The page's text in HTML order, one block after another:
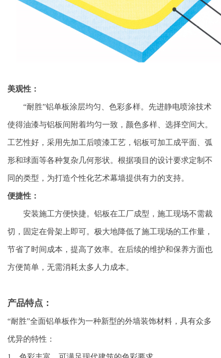
美观性：
“耐胜”铝单板涂层均匀、色彩多样。先进静电喷涂技术
使得油漆与铝板间附着均匀一致，颜色多样、选择空间大。
工艺性好，采用先加工后喷漆工艺，铝板可加工成平面、弧
形和球面等各种复杂几何形状。根据项目的设计要求定制不
同的类型，为打造个性化艺术幕墙提供有力的支持。
便捷性：
安装施工方便快捷。铝板在工厂成型，施工现场不需裁
切，固定在骨架上即可。极大地降低了施工现场的工作量，
节省了时间成本，提高了效率。在后续的维护和保养方面也
方便简单，无需消耗太多人力成本。
产品特点：
“耐胜”全面铝单板作为一种新型的外墙装饰材料，具有众多
优异的特性：